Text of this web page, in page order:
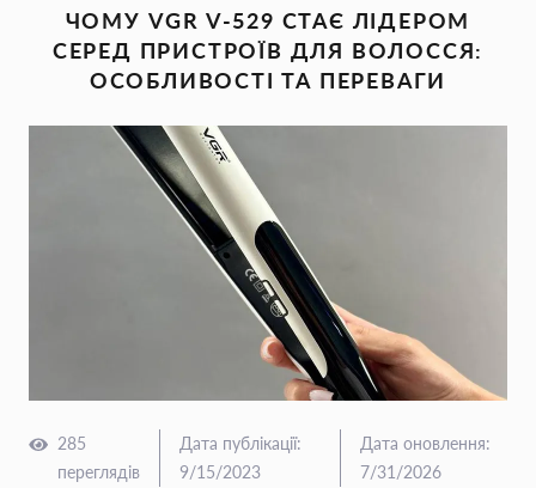
ЧОМУ VGR V-529 СТАЄ ЛІДЕРОМ
СЕРЕД ПРИСТРОЇВ ДЛЯ ВОЛОССЯ:
ОСОБЛИВОСТІ ТА ПЕРЕВАГИ
285
переглядів
Дата публікації:
9/15/2023
Дата оновлення:
7/31/2026